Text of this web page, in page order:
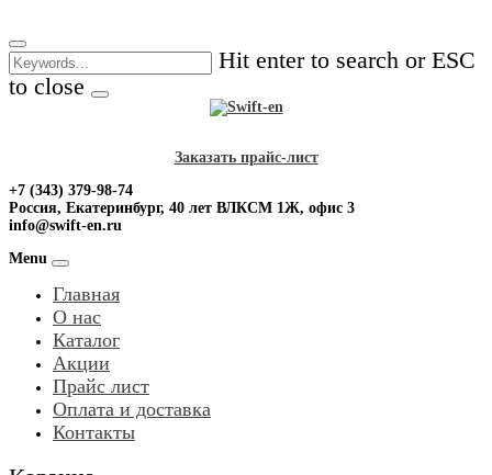
to
content
Hit enter to search or ESC
to close
Заказать прайс-лист
+7 (343) 379-98-74
Россия, Екатеринбург, 40 лет ВЛКСМ 1Ж, офис 3
info@swift-en.ru
Menu
Главная
О нас
Каталог
Акции
Прайс лист
Оплата и доставка
Контакты